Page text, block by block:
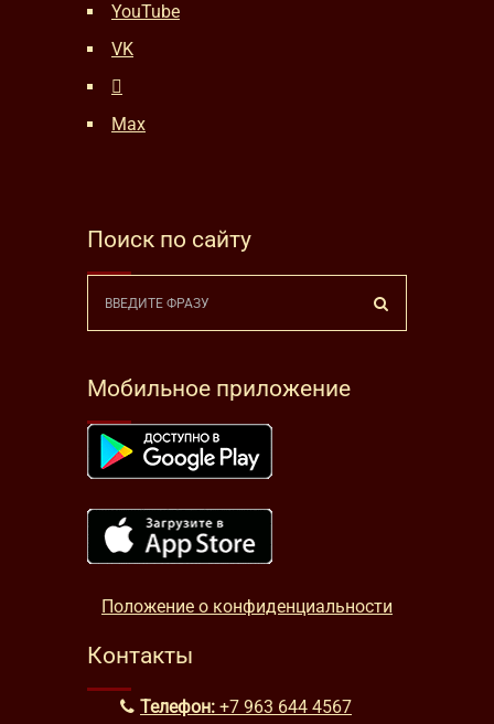
YouTube
VK
Max
Поиск по сайту
Мобильное приложение
Положение о конфиденциальности
Контакты
Телефон: +7 963 644 4567